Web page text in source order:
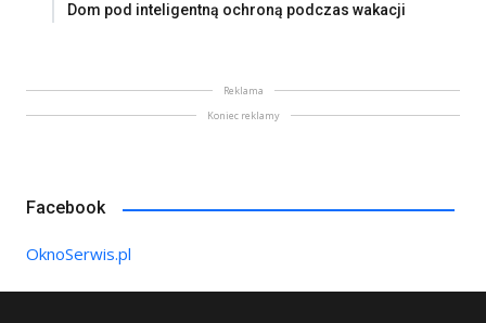
Dom pod inteligentną ochroną podczas wakacji
Reklama
Koniec reklamy
Facebook
OknoSerwis.pl